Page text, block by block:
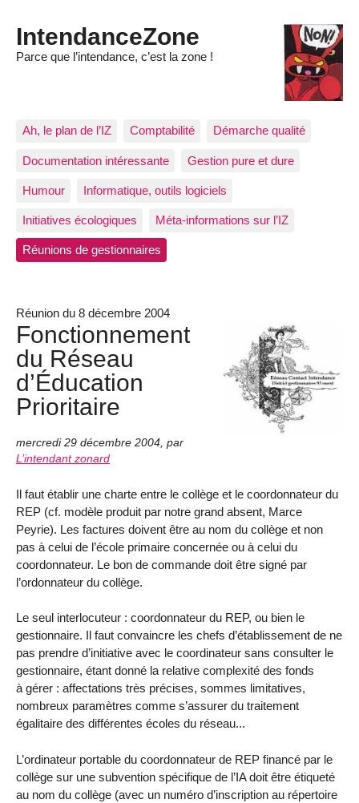
IntendanceZone
Parce que l’intendance, c’est la zone !
Ah, le plan de l’IZ Comptabilité Démarche qualité
Documentation intéressante Gestion pure et dure
Humour Informatique, outils logiciels
Initiatives écologiques Méta-informations sur l’IZ
Réunions de gestionnaires
Réunion du 8 décembre 2004
Fonctionnement
du Réseau
d’Éducation
Prioritaire
mercredi 29 décembre 2004 par
L’intendant zonard
Il faut établir une charte entre le collège et le coordonnateur du
REP (cf. modèle produit par notre grand absent, Marce
Peyrie). Les factures doivent être au nom du collège et non
pas à celui de l’école primaire concernée ou à celui du
coordonnateur. Le bon de commande doit être signé par
l’ordonnateur du collège.
Le seul interlocuteur : coordonnateur du REP, ou bien le
gestionnaire. Il faut convaincre les chefs d’établissement de ne
pas prendre d’initiative avec le coordinateur sans consulter le
gestionnaire, étant donné la relative complexité des fonds
à gérer : affectations très précises, sommes limitatives,
nombreux paramètres comme s’assurer du traitement
égalitaire des différentes écoles du réseau...
L’ordinateur portable du coordonnateur de REP financé par le
collège sur une subvention spécifique de l’IA doit être étiqueté
au nom du collège (avec un numéro d’inscription au répertoire